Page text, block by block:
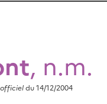
, n.m.
officieldu 14/12/2004